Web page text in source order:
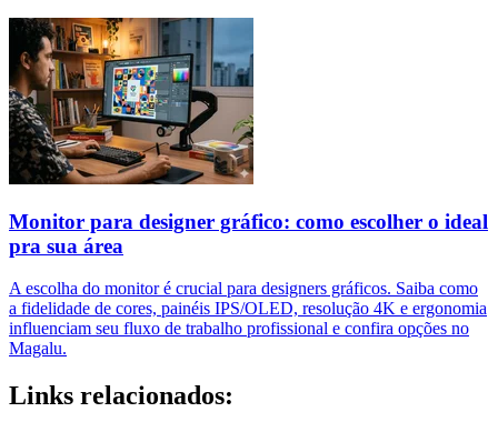
Monitor para designer gráfico: como escolher o ideal
pra sua área
A escolha do monitor é crucial para designers gráficos. Saiba como
a fidelidade de cores, painéis IPS/OLED, resolução 4K e ergonomia
influenciam seu fluxo de trabalho profissional e confira opções no
Magalu.
Links relacionados: